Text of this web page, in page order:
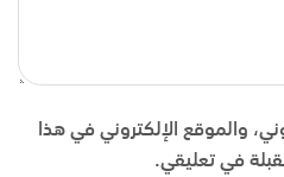
والموقع الإلكتروني في هذا
في تعليقي.